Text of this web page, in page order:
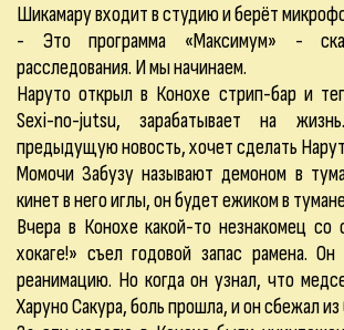
Шикамару входит в студию и берёт
- Это программа «Максимум» -
расследования. И мы начинаем.
Наруто открыл в Конохе стрип-бар и
Sexi-no-jutsu, зарабатывает на
предыдущую новость, хочет сделать
Момочи Забузу называют демоном в
кинет в него иглы, он будет ежиком в
Вчера в Конохе какой-то незнакомец со
хокаге!» съел годовой запас рамена.
реанимацию. Но когда он узнал, что
Харуно Сакура, боль прошла, и он сбежал